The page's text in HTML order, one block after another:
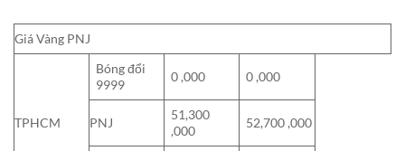
Giá Vàng PNJ
TPHCM
Bóng đổi
9999
0 ,000 0 ,000
PNJ
51,300
,000
52,700 ,000